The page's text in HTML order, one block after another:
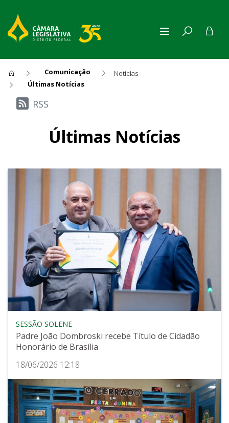
Comunicação
Notícias
Últimas Notícias
Últimas Notícias
RSS
Últimas Notícias
SESSÃO SOLENE
Padre João Dombroski recebe Título de Cidadão
Honorário de Brasília
18/06/2026 12:18